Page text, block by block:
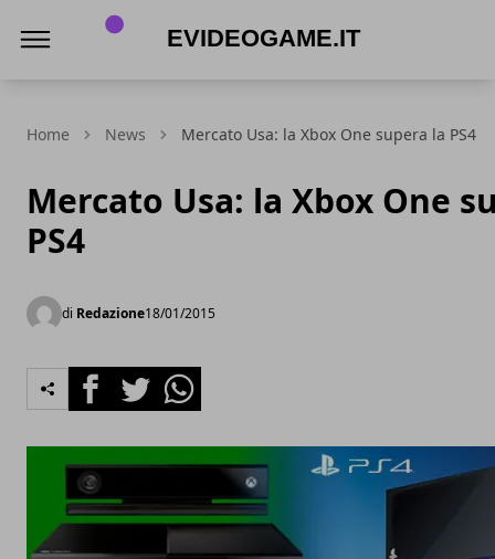
Home News Mercato Usa: la Xbox One supera la PS4
Mercato Usa: la Xbox One
PS4
di Redazione18/01/2015
FacebookTwitterWhatsapp